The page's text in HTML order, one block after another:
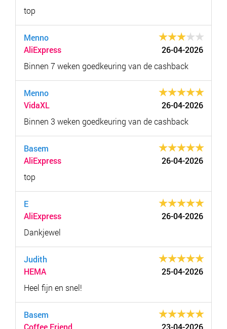
top
Menno
AliExpress
26-04-2026
Binnen 7 weken goedkeuring van de cashback
Menno
VidaXL
26-04-2026
Binnen 3 weken goedkeuring van de cashback
Basem
AliExpress
26-04-2026
top
E
AliExpress
26-04-2026
Dankjewel
Judith
HEMA
25-04-2026
Heel fijn en snel!
Basem
Coffee Friend
23-04-2026